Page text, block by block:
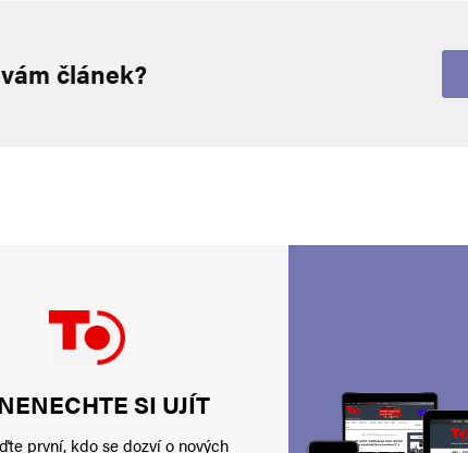
zveřejněna.Vyžadované informace jsou označeny
Webová stránka
článek?
SI UJÍT
první, kdo se dozví o nových